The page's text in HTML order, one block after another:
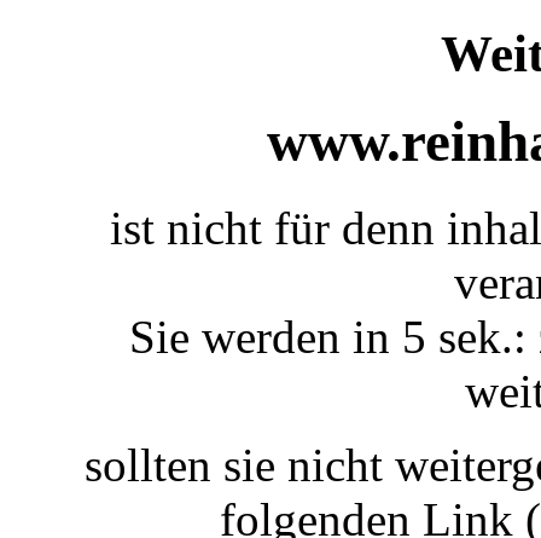
ist nicht für denn
Sie werden in 5 sek.:
sollten sie nicht
folgenden Link